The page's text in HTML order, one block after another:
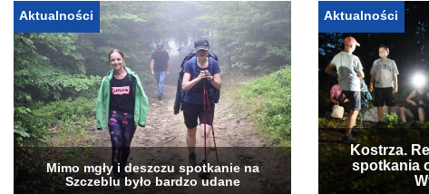
Aktualności
Mimo mgły i deszczu spotkanie na
Szczeblu było bardzo udane
Aktualności
Kostrza.
spotkania